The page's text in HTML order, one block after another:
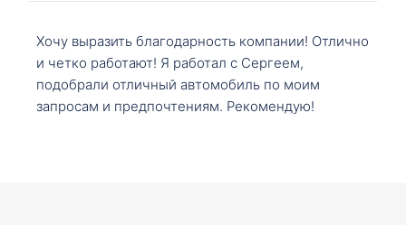
Хочу выразить благодарность компании! Отлично
и четко работают! Я работал с Сергеем,
подобрали отличный автомобиль по моим
запросам и предпочтениям. Рекомендую!